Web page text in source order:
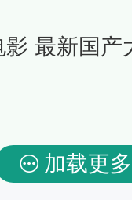
最新国
加载更多